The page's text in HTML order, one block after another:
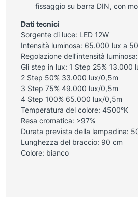
fissaggio su barra DIN, con
Dati tecnici
Sorgente di luce: LED 12W
Intensità luminosa: 65.000 lux a
Regolazione dell’intensità
Gli step in lux: 1 Step 25% 13.000
2 Step 50% 33.000 lux/0,5m
3 Step 75% 49.000 lux/0,5m
4 Step 100% 65.000 lux/0,5m
Temperatura del colore: 4500°K
Resa cromatica: >97%
Durata prevista della lampadina:
Lunghezza del braccio: 90 cm
Colore: bianco